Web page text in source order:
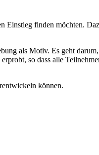
finden möchten.
als Motiv. Es geht
so dass alle
können.